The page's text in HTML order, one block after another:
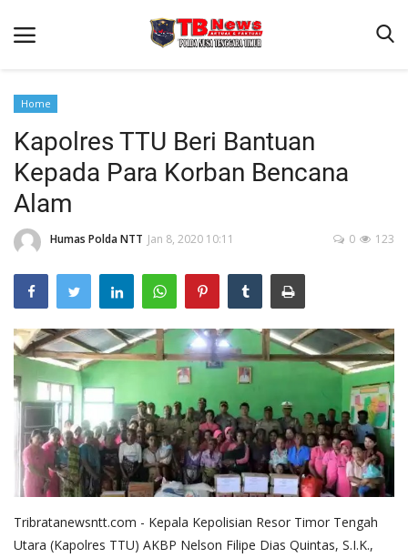
Beranda
Binkam
Terms & Conditions
Reskrim
Lantas
Polisi Kita
Mitra Polisi
Giat Ops
Link Polda NTT
Home
Kapolres TTU Beri Bantuan
Kepada Para Korban Bencana
Alam
Humas Polda NTT Jan 8, 2020 10:11 123
0
Tribratanewsntt.com - Kepala Kepolisian Resor Timor Tengah
Utara (Kapolres TTU) AKBP Nelson Filipe Dias Quintas, S.I.K.,